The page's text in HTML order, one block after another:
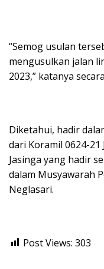
“Semog usulan
mengusulkan jalan
2023,” katanya
Diketahui, hadir
dari Koramil 0624-21
Jasinga yang hadir
dalam Musyawarah
Neglasari.
Post Views: 303